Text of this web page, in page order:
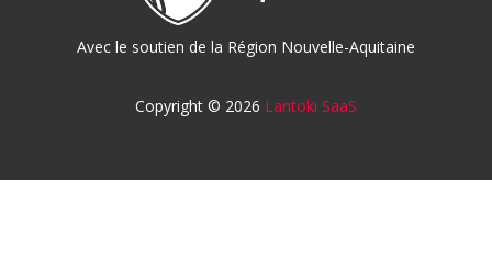
Avec le soutien de la Région Nouvelle-Aquitaine
Copyright © 2026 Lantoki SaaS